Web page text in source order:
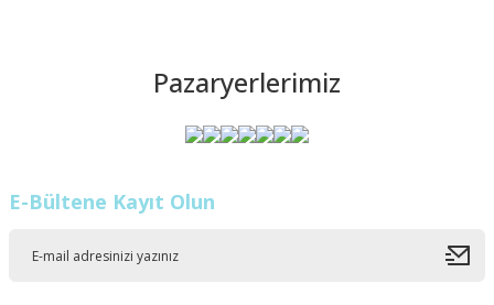
Pazaryerlerimiz
E-Bültene Kayıt Olun